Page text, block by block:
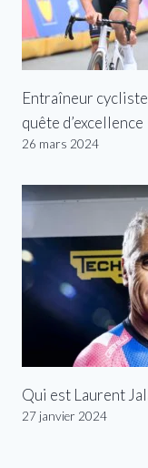
Entraîneur
quête d’excellence
26 mars 2024
Qui est Laurent
27 janvier 2024